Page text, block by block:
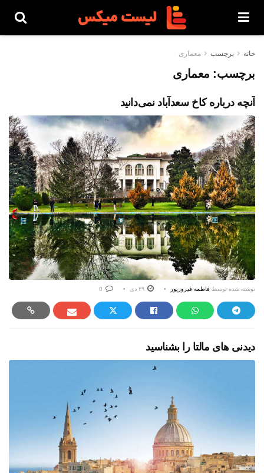
خانه برچسب معماری
برچسب: معماری
آنچه درباره کاخ سعدآباد نمی‌دانید
نوشته شده توسط فاطمه فیروزپور
دیدنی های مالتا را بشناسید